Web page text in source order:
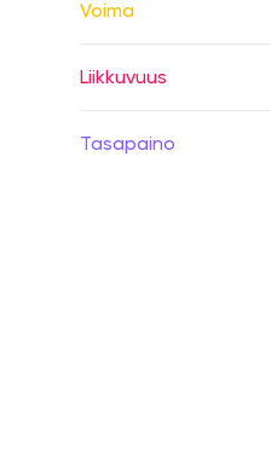
Voima
Liikkuvuus
Tasapaino